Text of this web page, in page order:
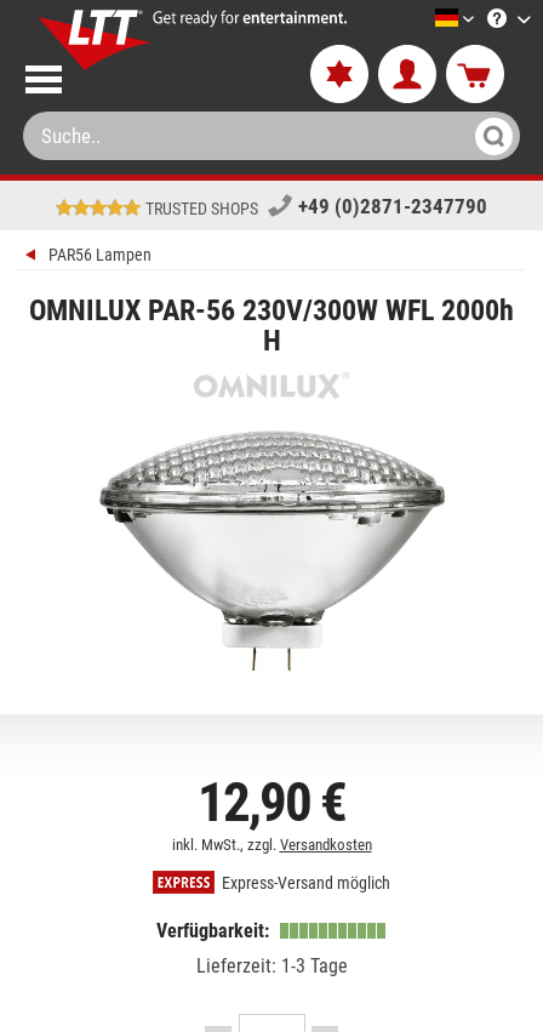
LTT-
TRUSTED SHOPS +49 (0)2871-2347790
PAR56 Lampen
OMNILUX PAR-56 230V/300W WFL 2000h
H
12,90 €
inkl. MwSt., zzgl. Versandkosten
Express-Versand möglich
Verfügbarkeit:
Lieferzeit: 1-3 Tage